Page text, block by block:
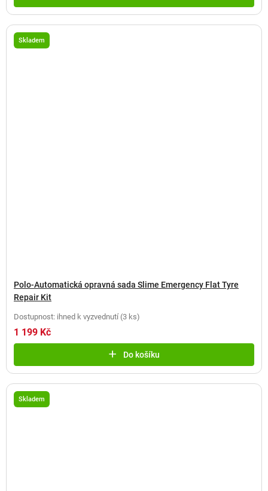
Skladem
Polo-Automatická opravná sada Slime Emergency Flat Tyre
Repair Kit
Dostupnost: ihned k vyzvednutí (3 ks)
1 199 Kč
Do košíku
Skladem